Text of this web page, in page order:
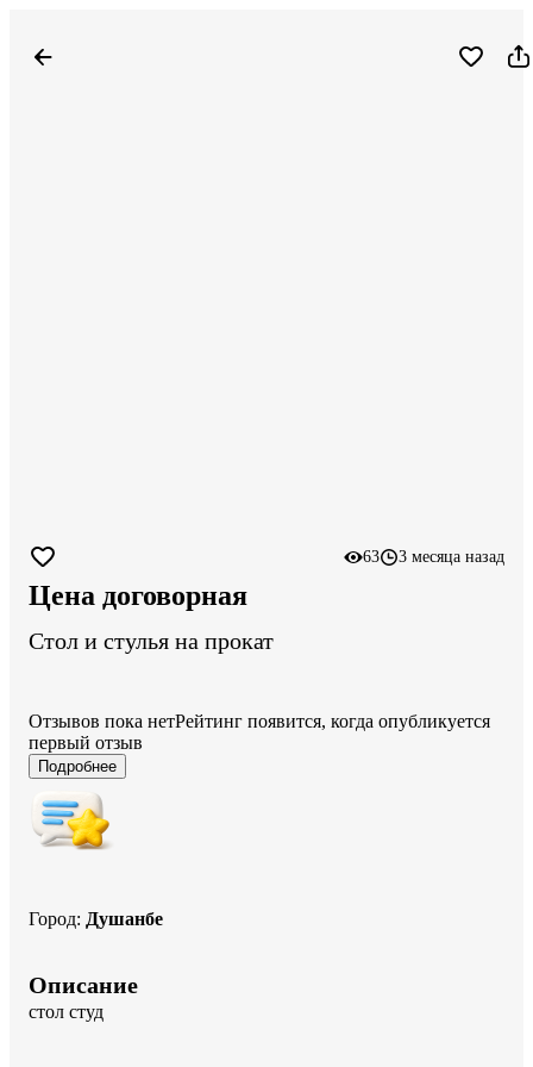
63 3 месяца назад
Цена договорная
Стол и стулья на прокат
Отзывов пока нетРейтинг появится, когда опубликуется
первый отзыв
Подробнее
Город: Душанбе
Описание
стол студ